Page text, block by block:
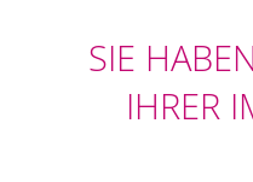
SIE
IHRER